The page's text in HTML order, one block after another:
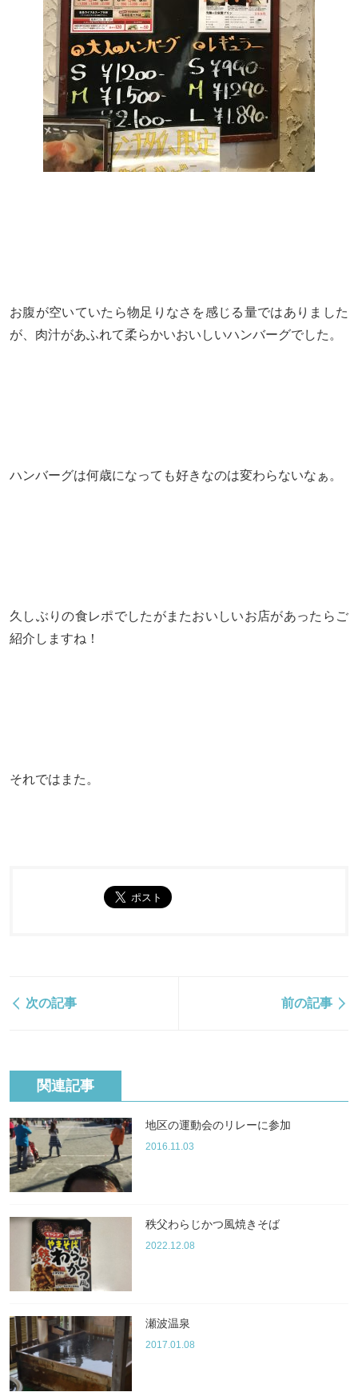
お腹が空いていたら物足りなさを感じる量ではありました
が、肉汁があふれて柔らかいおいしいハンバーグでした。
ハンバーグは何歳になっても好きなのは変わらないなぁ。
久しぶりの食レポでしたがまたおいしいお店があったらご
紹介しますね！
それではまた。
次の記事 前の記事
関連記事
地区の運動会のリレーに参加
2016.11.03
秩父わらじかつ風焼きそば
2022.12.08
瀬波温泉
2017.01.08